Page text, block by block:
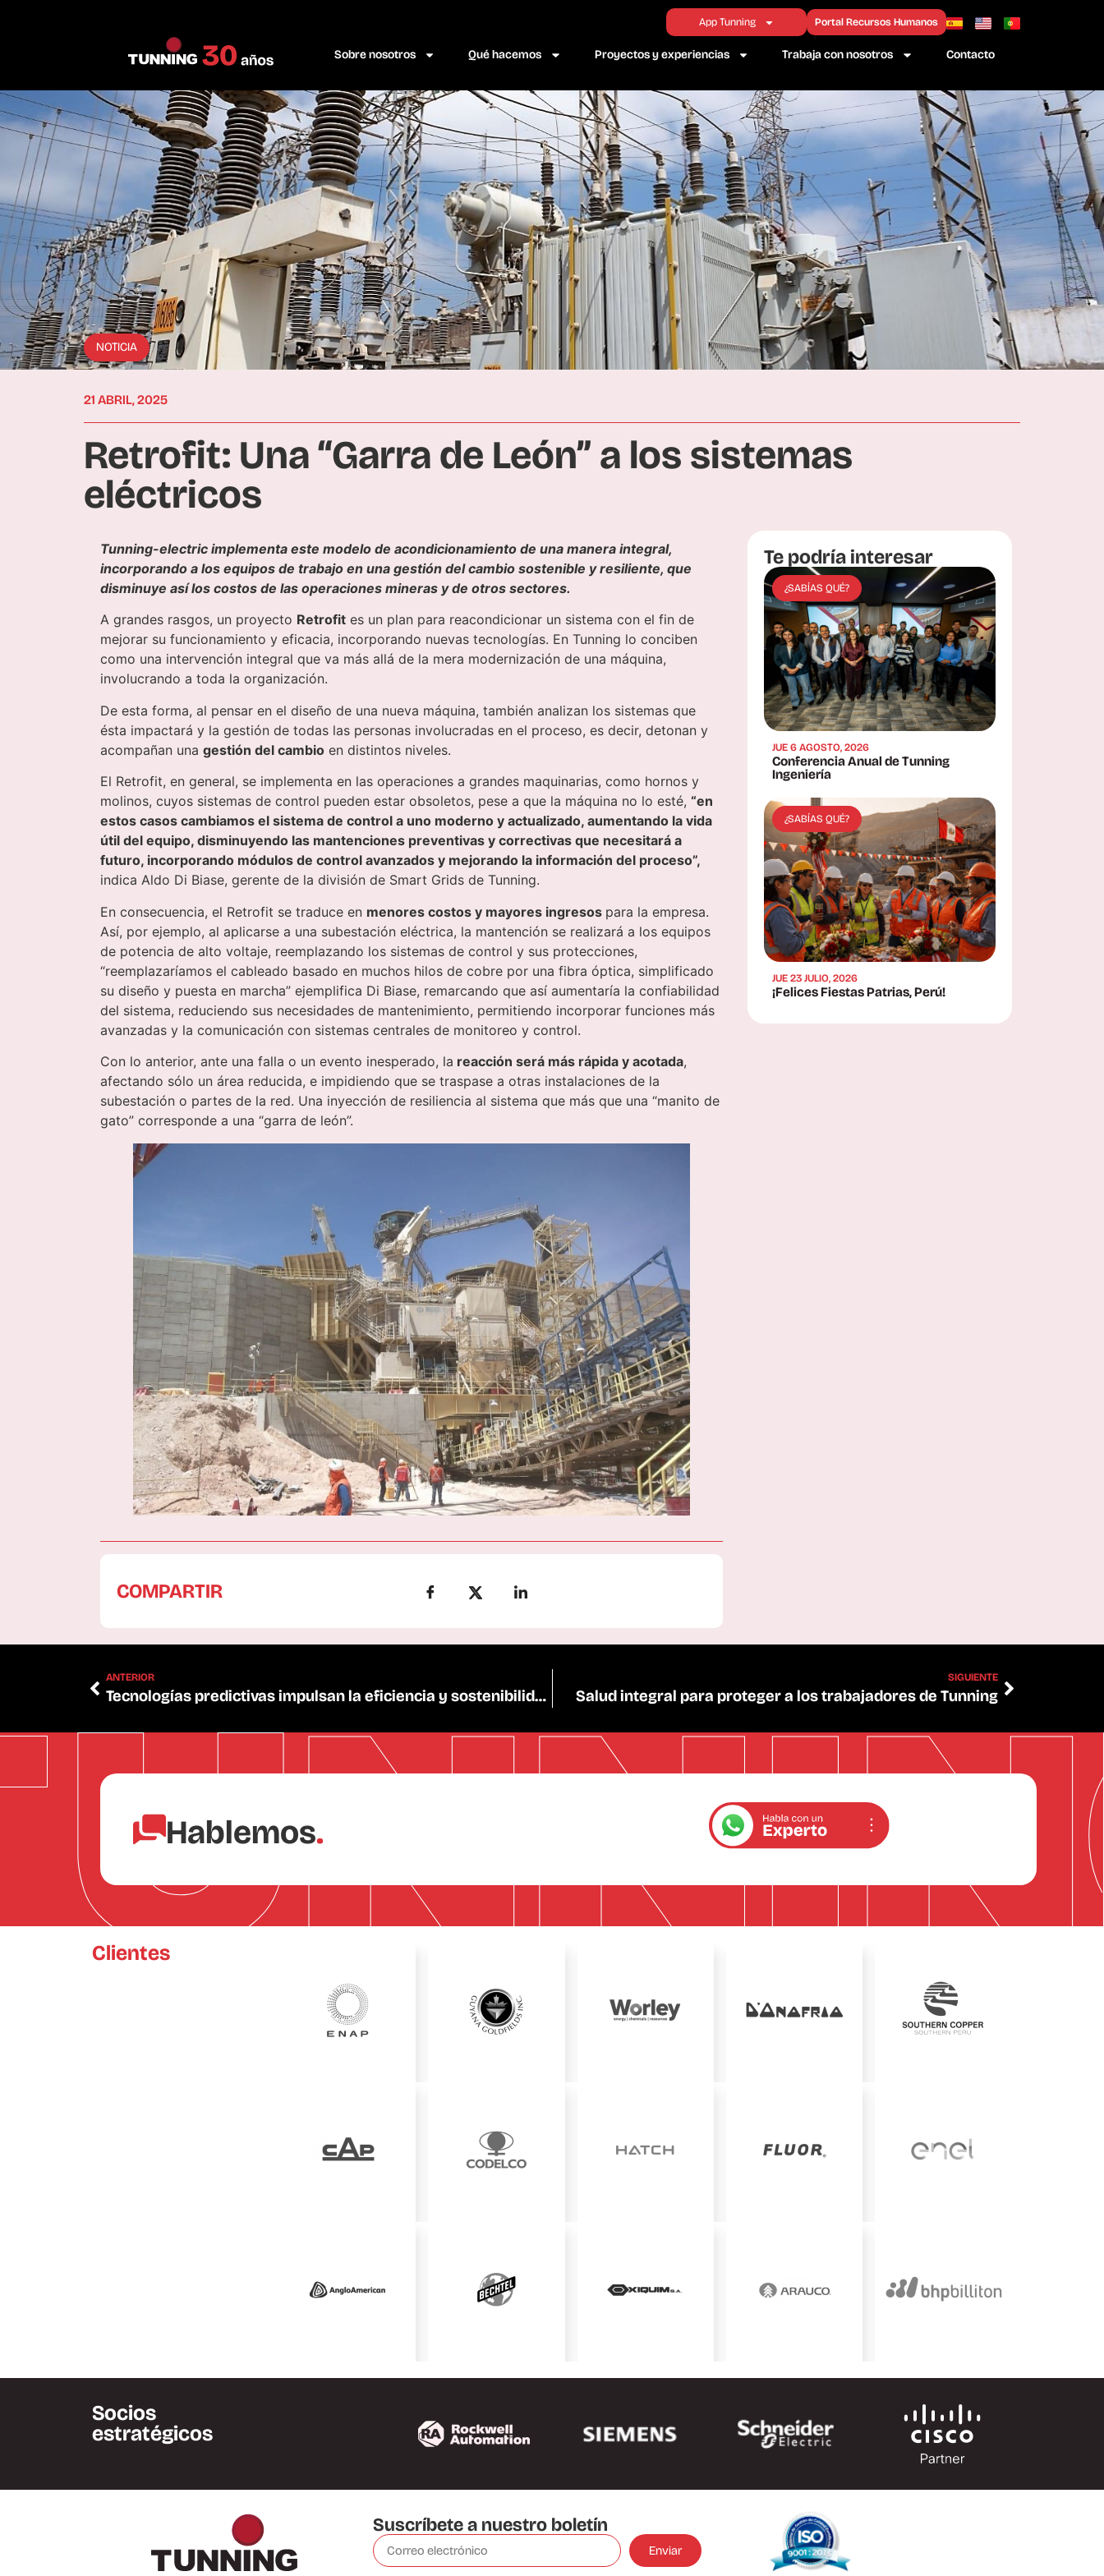
App Tunning Portal Recursos Humanos
Sobre nosotros Qué hacemos Proyectos y experiencias Trabaja con nosotros Contacto
NOTICIA
21 ABRIL, 2025
Retrofit: Una “Garra de León” a los sistemas
eléctricos
Tunning-electric implementa este modelo de acondicionamiento de una manera integral,
incorporando a los equipos de trabajo en una gestión del cambio sostenible y resiliente, que
disminuye así los costos de las operaciones mineras y de otros sectores.
A grandes rasgos, un proyecto Retrofit es un plan para reacondicionar un sistema con el fin de
mejorar su funcionamiento y eficacia, incorporando nuevas tecnologías. En Tunning lo conciben
como una intervención integral que va más allá de la mera modernización de una máquina,
involucrando a toda la organización.
De esta forma, al pensar en el diseño de una nueva máquina, también analizan los sistemas que
ésta impactará y la gestión de todas las personas involucradas en el proceso, es decir, detonan y
acompañan una gestión del cambio en distintos niveles.
El Retrofit, en general, se implementa en las operaciones a grandes maquinarias, como hornos y
molinos, cuyos sistemas de control pueden estar obsoletos, pese a que la máquina no lo esté, “en
estos casos cambiamos el sistema de control a uno moderno y actualizado, aumentando la vida
útil del equipo, disminuyendo las mantenciones preventivas y correctivas que necesitará a
futuro, incorporando módulos de control avanzados y mejorando la información del proceso”,
indica Aldo Di Biase, gerente de la división de Smart Grids de Tunning.
En consecuencia, el Retrofit se traduce en menores costos y mayores ingresos para la empresa.
Así, por ejemplo, al aplicarse a una subestación eléctrica, la mantención se realizará a los equipos
de potencia de alto voltaje, reemplazando los sistemas de control y sus protecciones,
“reemplazaríamos el cableado basado en muchos hilos de cobre por una fibra óptica, simplificado
su diseño y puesta en marcha” ejemplifica Di Biase, remarcando que así aumentaría la confiabilidad
del sistema, reduciendo sus necesidades de mantenimiento, permitiendo incorporar funciones más
avanzadas y la comunicación con sistemas centrales de monitoreo y control.
Con lo anterior, ante una falla o un evento inesperado, la reacción será más rápida y acotada,
afectando sólo un área reducida, e impidiendo que se traspase a otras instalaciones de la
subestación o partes de la red. Una inyección de resiliencia al sistema que más que una “manito de
gato” corresponde a una “garra de león”.
COMPARTIR
Te podría interesar
¿SABÍAS QUÉ?
JUE 6 AGOSTO, 2026
Conferencia Anual de Tunning
Ingeniería
¿SABÍAS QUÉ?
JUE 23 JULIO, 2026
¡Felices Fiestas Patrias, Perú!
ANTERIOR
Tecnologías predictivas impulsan la eficiencia y sostenibilidad industrial en Chile
SIGUIENTE
Salud integral para proteger a los trabajadores de Tunning
Hablemos.
Clientes
Socios
estratégicos
Suscríbete a nuestro boletín
Enviar